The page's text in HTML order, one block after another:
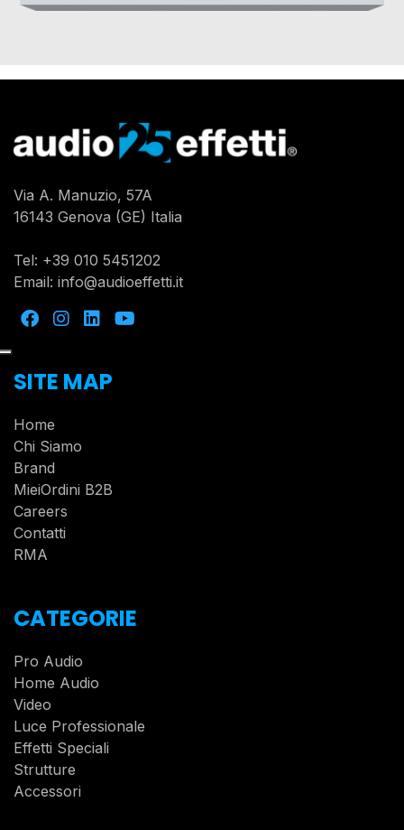
Via A. Manuzio, 57A
16143 Genova (GE) Italia
Tel: +39 010 5451202
Email: info@audioeffetti.it
SITE MAP
Home
Chi Siamo
Brand
MieiOrdini B2B
Careers
Contatti
RMA
CATEGORIE
Pro Audio
Home Audio
Video
Luce Professionale
Effetti Speciali
Strutture
Accessori